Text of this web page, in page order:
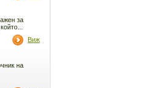
за
Виж
на